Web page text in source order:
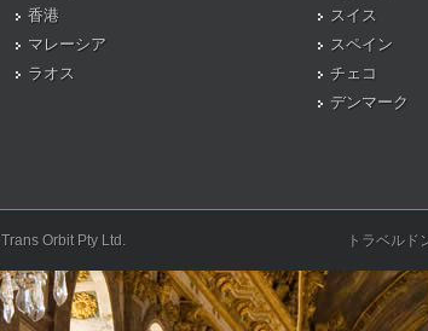
香港
マレーシア
ラオス
スイス
スペイン
チェコ
デンマーク
Orbit Pty Ltd. トラベルド